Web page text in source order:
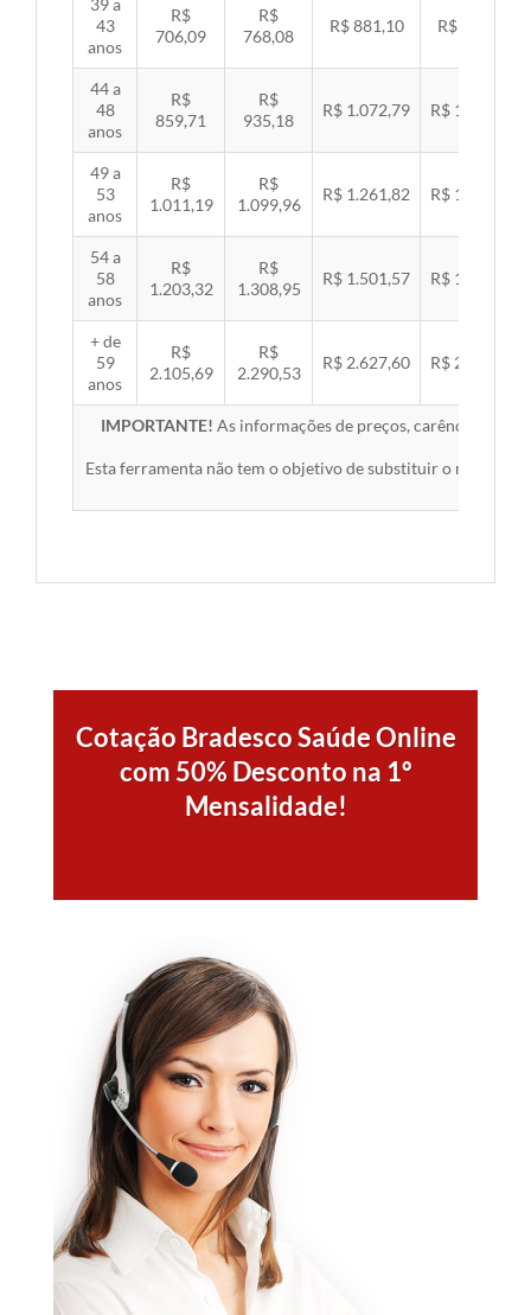
43
anos
R$
706,09
R$
768,08
R$ 881,10 R$ 907,99
44 a
48
anos
R$
859,71
R$
935,18
R$ 1.072,79 R$ 1.105,53
49 a
53
anos
R$
1.011,19
R$
1.099,96
R$ 1.261,82 R$ 1.300,32
54 a
58
anos
R$
1.203,32
R$
1.308,95
R$ 1.501,57 R$ 1.547,38
+ de
59
anos
R$
2.105,69
R$
2.290,53
R$ 2.627,60 R$ 2.707,76
IMPORTANTE! As informações de preços, carências,
Esta ferramenta não tem o objetivo de substituir o material
Cotação Bradesco Saúde Online
com 50% Desconto na 1º
Mensalidade!